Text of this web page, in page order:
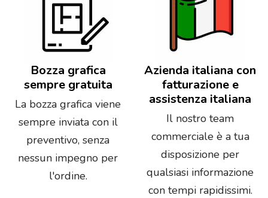
Bozza grafica
sempre gratuita
La bozza grafica viene
sempre inviata con il
preventivo, senza
nessun impegno per
l'ordine.
Azienda italiana con
fatturazione e
assistenza italiana
Il nostro team
commerciale è a tua
disposizione per
qualsiasi informazione
con tempi rapidissimi.